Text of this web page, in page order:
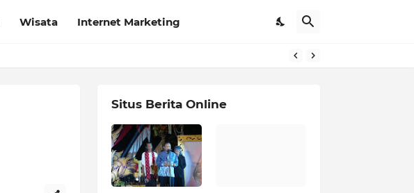
Wisata Internet Marketing
Situs Berita Online